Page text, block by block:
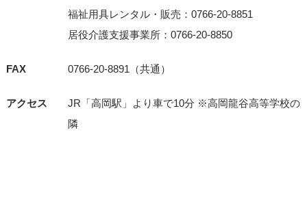
福祉用具レンタル・販売：0766-20-8851
居役介護支援事業所：0766-20-8850
FAX 0766-20-8891（共通）
アクセス
JR「⾼岡駅」より⾞で10分 ※⾼岡⿓⾕⾼等学校の
隣